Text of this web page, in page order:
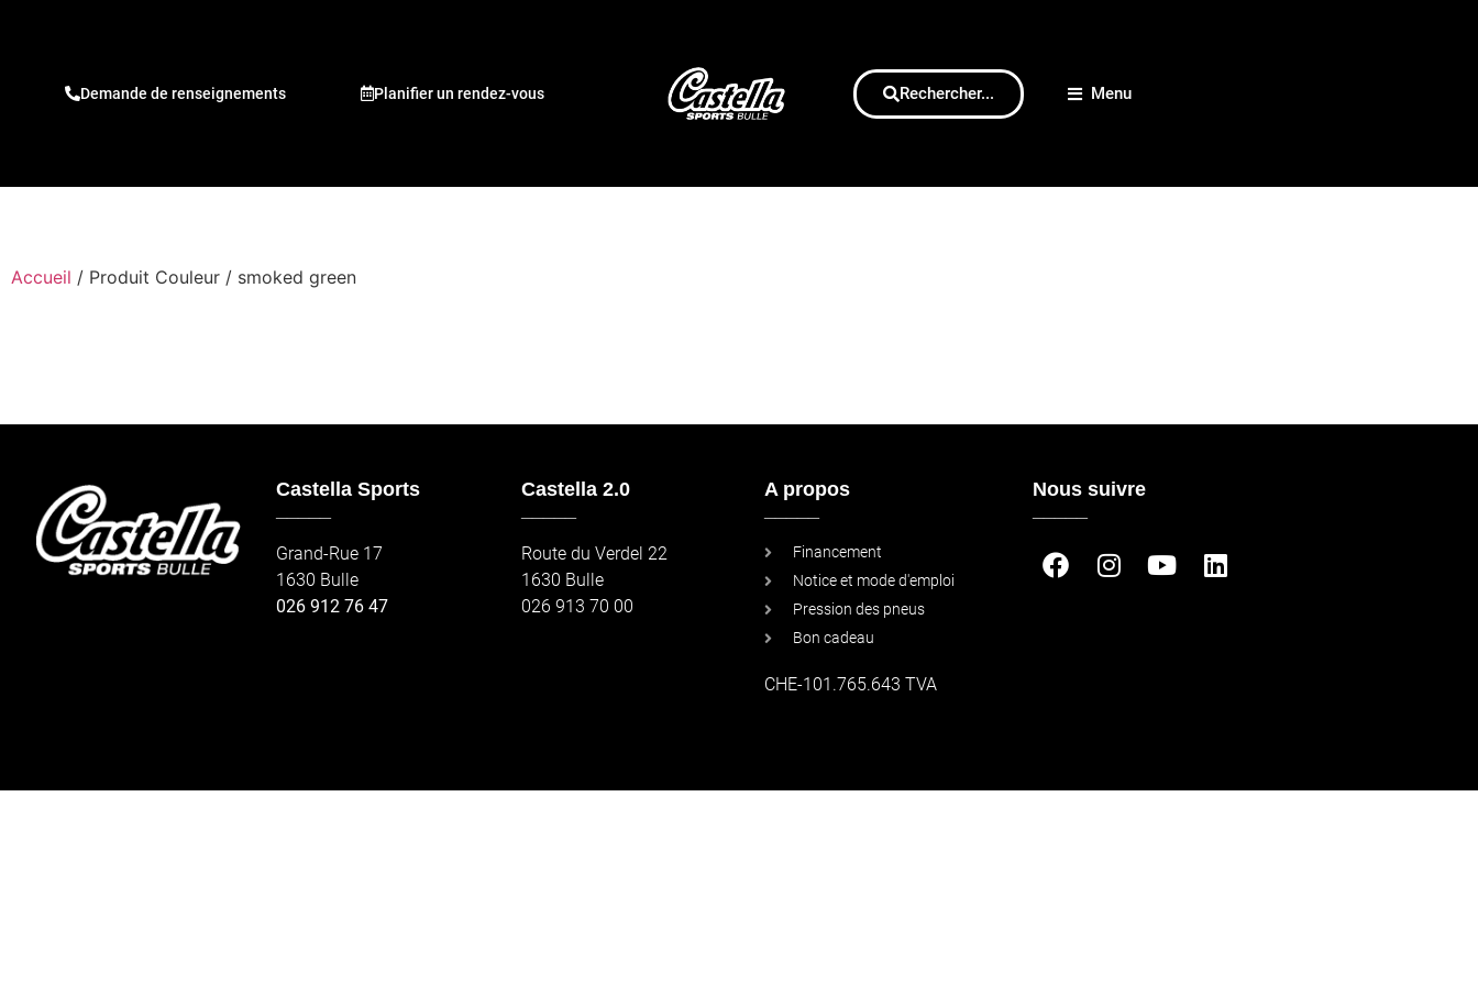
Demande de renseignements Planifier un rendez-vous Rechercher... Menu
Accueil / Produit Couleur / smoked green
Castella Sports
Grand-Rue 17
1630 Bulle
026 912 76 47
Castella 2.0
Route du Verdel 22
1630 Bulle
026 913 70 00
A propos
Financement
Notice et mode d'emploi
Pression des pneus
Bon cadeau
CHE-101.765.643 TVA
Nous suivre